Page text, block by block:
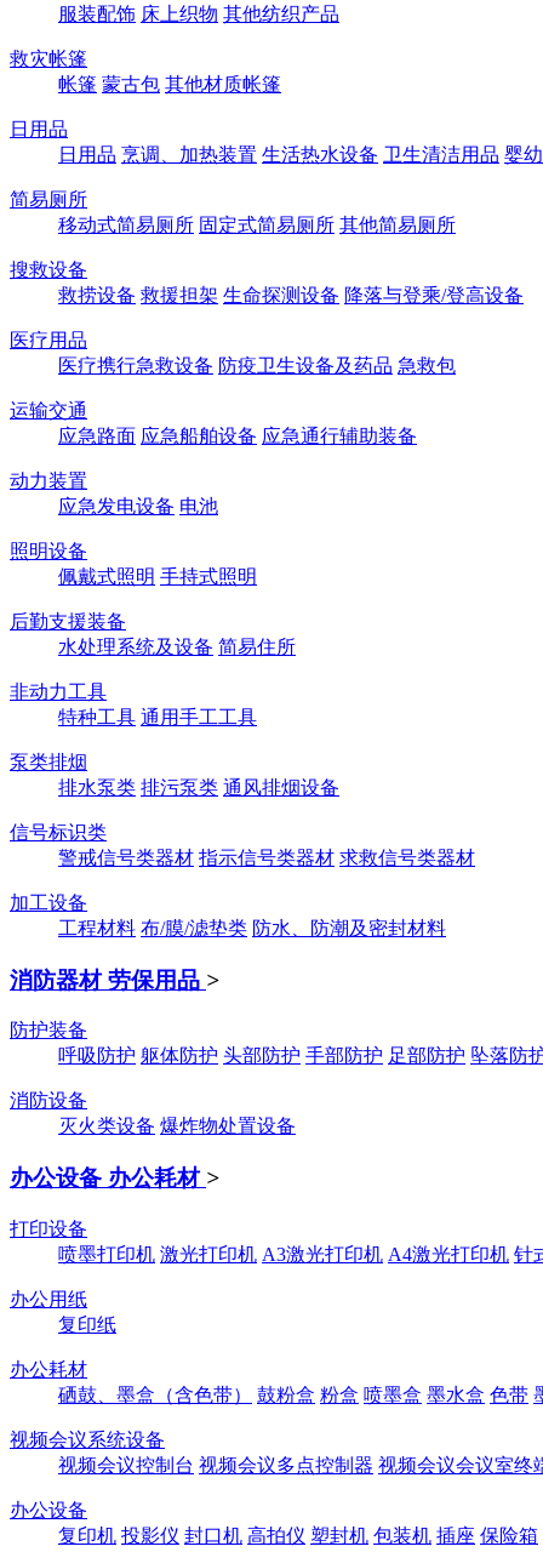
服装配饰 床上织物 其他纺织产品
救灾帐篷
帐篷 蒙古包 其他材质帐篷
日用品
日用品 烹调、加热装置 生活热水设备 卫生清洁用品 婴
简易厕所
移动式简易厕所 固定式简易厕所 其他简易厕所
搜救设备
救捞设备 救援担架 生命探测设备 降落与登乘/登高设备
医疗用品
医疗携行急救设备 防疫卫生设备及药品 急救包
运输交通
应急路面 应急船舶设备 应急通行辅助装备
动力装置
应急发电设备 电池
照明设备
佩戴式照明 手持式照明
后勤支援装备
水处理系统及设备 简易住所
非动力工具
特种工具 通用手工工具
泵类排烟
排水泵类 排污泵类 通风排烟设备
信号标识类
警戒信号类器材 指示信号类器材 求救信号类器材
加工设备
工程材料 布/膜/滤垫类 防水、防潮及密封材料
消防器材 劳保用品 >
防护装备
呼吸防护 躯体防护 头部防护 手部防护 足部防护 坠落防
消防设备
灭火类设备 爆炸物处置设备
办公设备 办公耗材 >
打印设备
喷墨打印机 激光打印机 A3激光打印机 A4激光打印机 针
办公用纸
复印纸
办公耗材
硒鼓、墨盒（含色带）
鼓粉盒 粉盒 喷墨盒 墨水盒 色带
视频会议系统设备
视频会议控制台 视频会议多点控制器 视频会议会议室终
办公设备
复印机 投影仪 封口机 高拍仪 塑封机 包装机 插座 保险箱